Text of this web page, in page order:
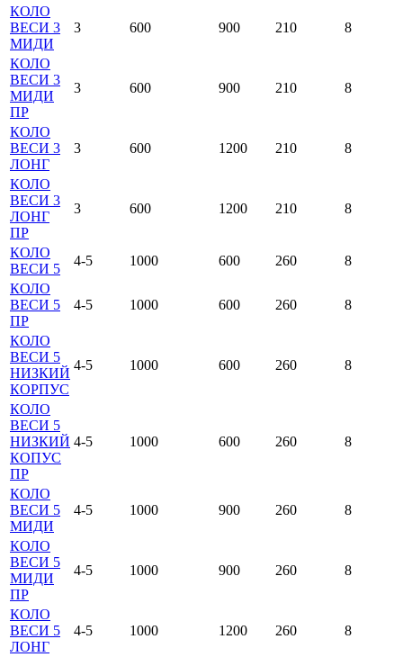
КОЛО
ВЕСИ 3
МИДИ
3 600 900 210 8
КОЛО
ВЕСИ 3
МИДИ
ПР
3 600 900 210 8
КОЛО
ВЕСИ 3
ЛОНГ
3 600 1200 210 8
КОЛО
ВЕСИ 3
ЛОНГ
ПР
3 600 1200 210 8
КОЛО
ВЕСИ 5
4-5 1000 600 260
8
КОЛО
ВЕСИ 5
ПР
4-5 1000 600 260 8
КОЛО
ВЕСИ 5
НИЗКИЙ
КОРПУС
4-5 1000 600 260 8
КОЛО
ВЕСИ 5
НИЗКИЙ
КОПУС
ПР
4-5 1000 600 260 8
КОЛО
ВЕСИ 5
МИДИ
4-5 1000 900 260 8
КОЛО
ВЕСИ 5
МИДИ
ПР
4-5 1000 900 260 8
КОЛО
ВЕСИ 5
ЛОНГ
4-5 1000 1200 260 8